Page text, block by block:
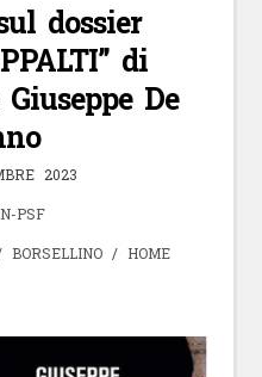
dossier
di
De
2023
PSF
BORSELLINO/ HOME